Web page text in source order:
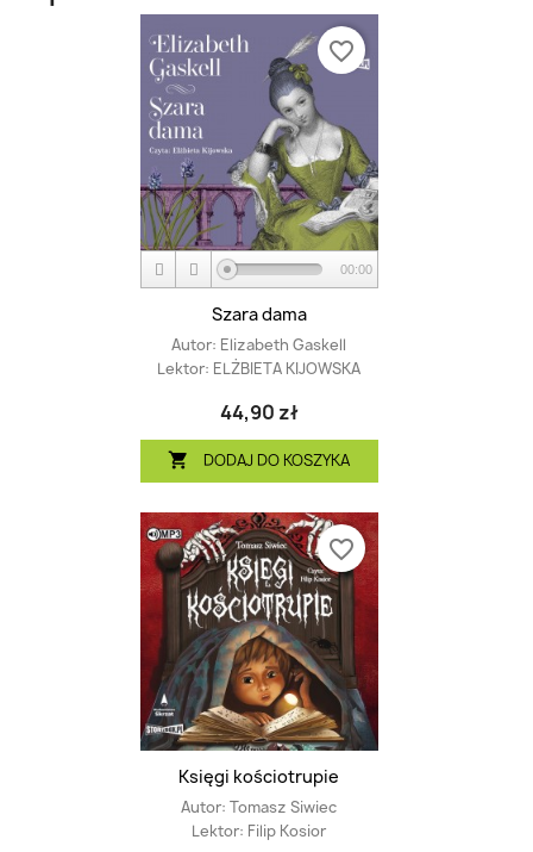
00:00
Szara dama
Autor: Elizabeth Gaskell
Lektor: ELŻBIETA KIJOWSKA
44,90 zł
 DODAJ DO KOSZYKA
favorite_border
Księgi kościotrupie
Autor: Tomasz Siwiec
Lektor: Filip Kosior
favorite_border